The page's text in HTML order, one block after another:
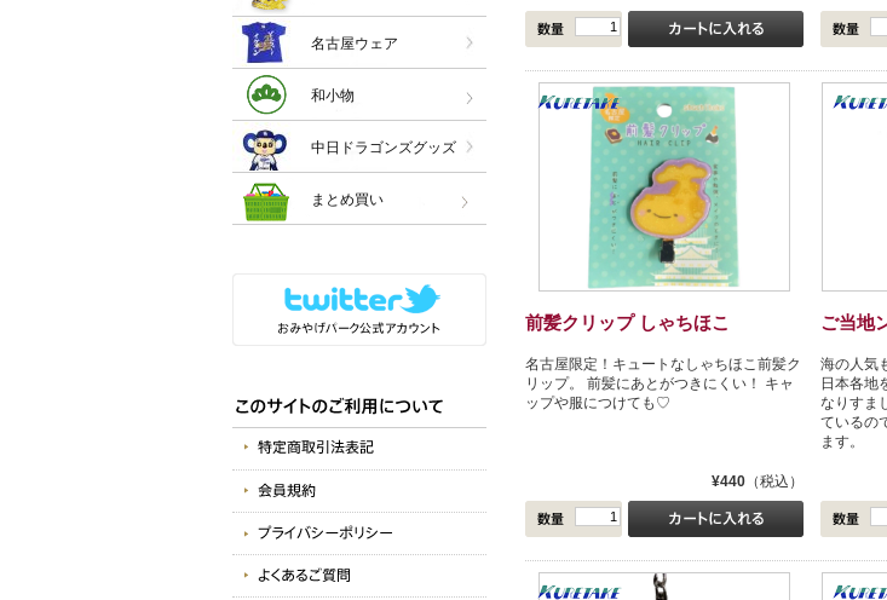
前髪クリップ しゃちほこ
名古屋限定！キュートなしゃちほこ前髪ク
リップ。 前髪にあとがつきにくい！ キャ
ップや服につけても♡
¥440 （税込）
ご当地
海の人気
日本各地
なりすま
ているの
ます。
名古屋ウェア
和小物
中日ドラゴンズグッズ
まとめ買い